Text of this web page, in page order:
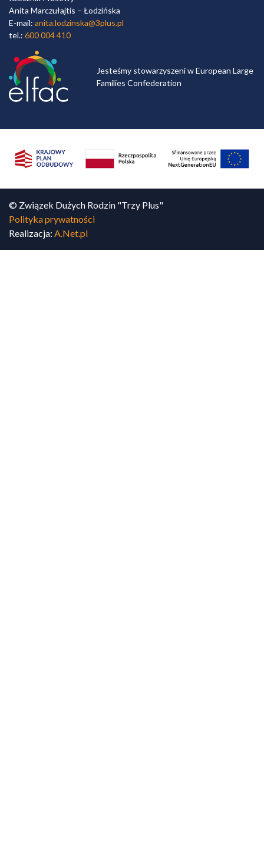
Anita Marczułajtis – Łodzińska
E-mail: anita.lodzinska@3plus.pl
tel.: 600 004 410
Jesteśmy stowarzyszeni w European Large
Families Confederation
© Związek Dużych Rodzin "Trzy Plus"
Polityka prywatności
Realizacja: A.Net.pl